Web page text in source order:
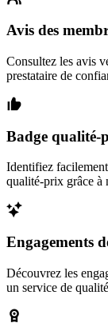
Avis des
Consultez les avis
prestataire de
Badge qualité-
Identifiez
qualité-prix grâce à
Engagements
Découvrez les
un service de